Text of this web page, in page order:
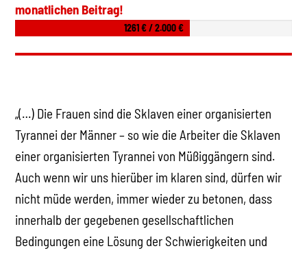
monatlichen Beitrag!
1261 € / 2.000 €
„(…) Die Frauen sind die Sklaven einer organisierten
Tyrannei der Männer – so wie die Arbeiter die Sklaven
einer organisierten Tyrannei von Müßiggängern sind.
Auch wenn wir uns hierüber im klaren sind, dürfen wir
nicht müde werden, immer wieder zu betonen, dass
innerhalb der gegebenen gesellschaftlichen
Bedingungen eine Lösung der Schwierigkeiten und